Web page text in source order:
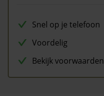
Snel op je telefoon
Voordelig
Bekijk voorwaarden